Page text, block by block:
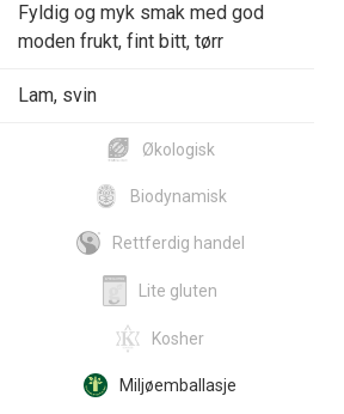
Fyldig og myk smak med god
moden frukt, fint bitt, tørr
Lam, svin
Økologisk
Biodynamisk
Rettferdig handel
Lite gluten
Kosher
Miljøemballasje